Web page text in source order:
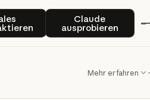
Sales kontaktierenClaude
ausprobieren
Claude
Mehr erfahren
LSP
Sprachserver